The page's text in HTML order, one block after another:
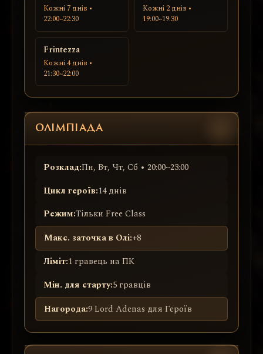
Кожні 7 днів •
22:00~22:30
Кожні 2 днів •
19:00~19:30
Frintezza
Кожні 4 днів •
21:30~22:00
ОЛІМПІАДА
Розклад:Пн, Вт, Чт, Сб • 20:00~23:00
Цикл героїв:14 днів
Режим:Тільки Free Class
Макс. заточка в Олі:+8
Ліміт:1 гравець на ПК
Мін. для старту:5 гравців
Нагорода:9 Lord Adenas для Героїв